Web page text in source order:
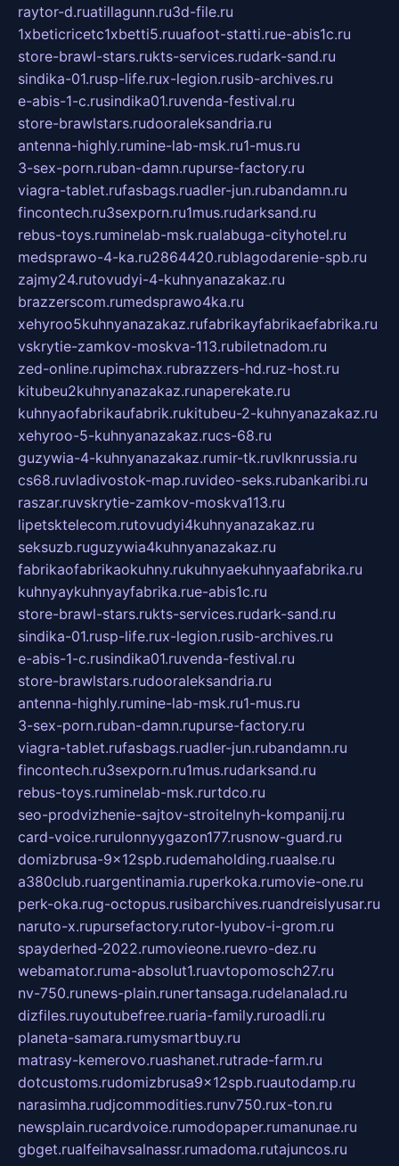
raytor-d.ruatillagunn.ru3d-file.ru
1xbeticricetc1xbetti5.ruuafoot-statti.rue-abis1c.ru
store-brawl-stars.rukts-services.rudark-sand.ru
sindika-01.rusp-life.rux-legion.rusib-archives.ru
e-abis-1-c.rusindika01.ruvenda-festival.ru
store-brawlstars.rudooraleksandria.ru
antenna-highly.rumine-lab-msk.ru1-mus.ru
3-sex-porn.ruban-damn.rupurse-factory.ru
viagra-tablet.rufasbags.ruadler-jun.rubandamn.ru
fincontech.ru3sexporn.ru1mus.rudarksand.ru
rebus-toys.ruminelab-msk.rualabuga-cityhotel.ru
medsprawo-4-ka.ru2864420.rublagodarenie-spb.ru
zajmy24.rutovudyi-4-kuhnyanazakaz.ru
brazzerscom.rumedsprawo4ka.ru
xehyroo5kuhnyanazakaz.rufabrikayfabrikaefabrika.ru
vskrytie-zamkov-moskva-113.rubiletnadom.ru
zed-online.rupimchax.rubrazzers-hd.ruz-host.ru
kitubeu2kuhnyanazakaz.runaperekate.ru
kuhnyaofabrikaufabrik.rukitubeu-2-kuhnyanazakaz.ru
xehyroo-5-kuhnyanazakaz.rucs-68.ru
guzywia-4-kuhnyanazakaz.rumir-tk.ruvlknrussia.ru
cs68.ruvladivostok-map.ruvideo-seks.rubankaribi.ru
raszar.ruvskrytie-zamkov-moskva113.ru
lipetsktelecom.rutovudyi4kuhnyanazakaz.ru
seksuzb.ruguzywia4kuhnyanazakaz.ru
fabrikaofabrikaokuhny.rukuhnyaekuhnyaafabrika.ru
kuhnyaykuhnyayfabrika.rue-abis1c.ru
store-brawl-stars.rukts-services.rudark-sand.ru
sindika-01.rusp-life.rux-legion.rusib-archives.ru
e-abis-1-c.rusindika01.ruvenda-festival.ru
store-brawlstars.rudooraleksandria.ru
antenna-highly.rumine-lab-msk.ru1-mus.ru
3-sex-porn.ruban-damn.rupurse-factory.ru
viagra-tablet.rufasbags.ruadler-jun.rubandamn.ru
fincontech.ru3sexporn.ru1mus.rudarksand.ru
rebus-toys.ruminelab-msk.rurtdco.ru
seo-prodvizhenie-sajtov-stroitelnyh-kompanij.ru
card-voice.rurulonnyygazon177.rusnow-guard.ru
domizbrusa-9x12spb.rudemaholding.ruaalse.ru
a380club.ruargentinamia.ruperkoka.rumovie-one.ru
perk-oka.rug-octopus.rusibarchives.ruandreislyusar.ru
naruto-x.rupursefactory.rutor-lyubov-i-grom.ru
spayderhed-2022.rumovieone.ruevro-dez.ru
webamator.ruma-absolut1.ruavtopomosch27.ru
nv-750.runews-plain.runertansaga.rudelanalad.ru
dizfiles.ruyoutubefree.ruaria-family.ruroadli.ru
planeta-samara.rumysmartbuy.ru
matrasy-kemerovo.ruashanet.rutrade-farm.ru
dotcustoms.rudomizbrusa9x12spb.ruautodamp.ru
narasimha.rudjcommodities.runv750.rux-ton.ru
newsplain.rucardvoice.rumodopaper.rumanunae.ru
gbget.rualfeihavsalnassr.rumadoma.rutajuncos.ru